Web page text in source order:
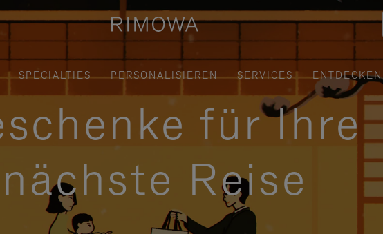
SPECIALTIES PERSONALISIEREN SERVICES ENTDECKEN
für Ihre
nächste Reise